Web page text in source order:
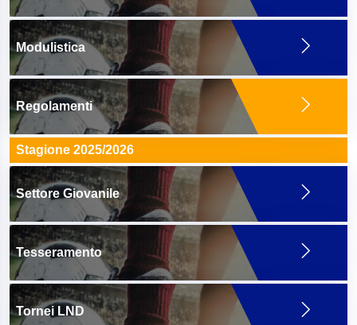
Modulistica
Regolamenti
Stagione 2025/2026
Settore Giovanile
Tesseramento
Tornei LND